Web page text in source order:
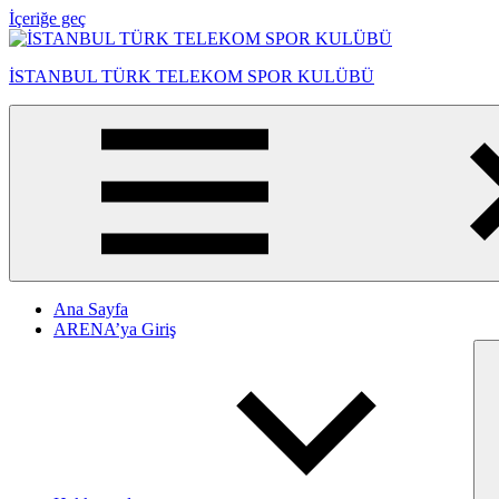
İçeriğe geç
İSTANBUL TÜRK TELEKOM SPOR KULÜBÜ
Ana Sayfa
ARENA’ya Giriş